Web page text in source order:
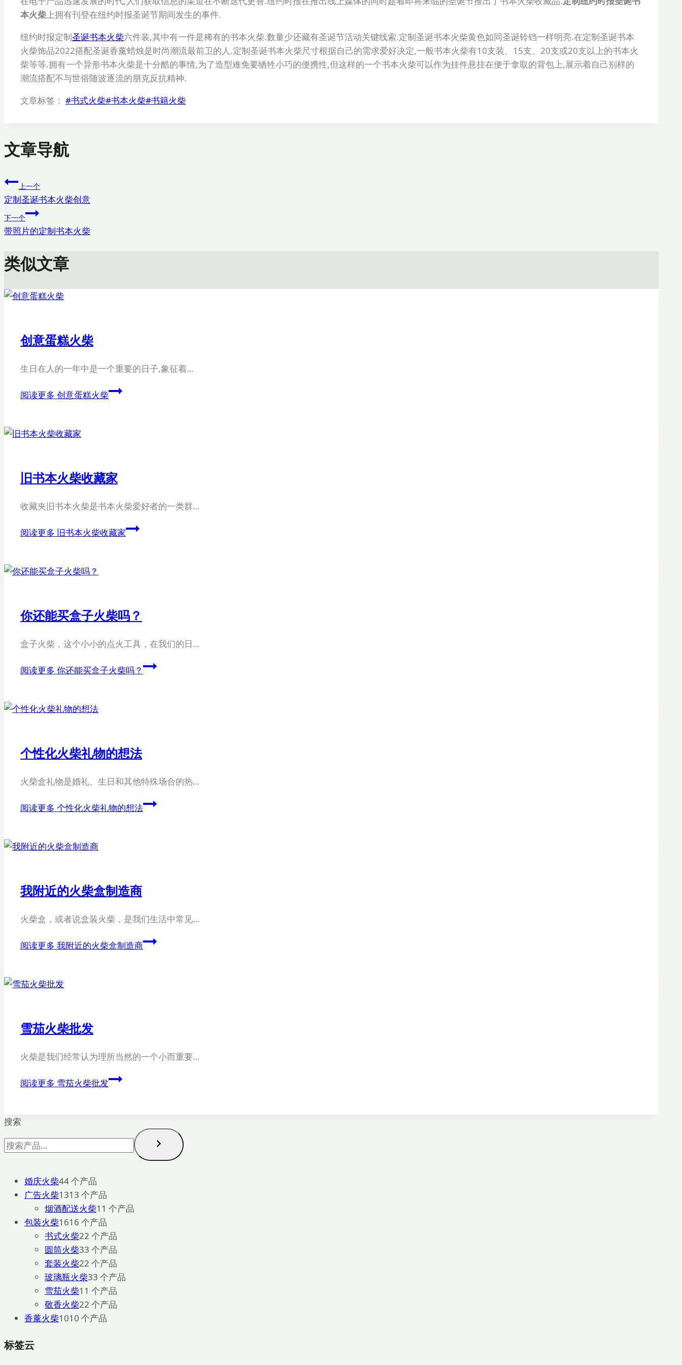
本火柴上拥有刊登在纽约时报圣诞节期间发生的事件.
纽约时报定制圣诞书本火柴六件装,其中有一件是稀有的书本火柴.数量少还藏有圣诞节活动关键线索.定制圣诞书本火柴黄色如同圣诞铃铛一样明亮.在定制圣诞书本
火柴饰品2022搭配圣诞香薰蜡烛是时尚潮流最前卫的人.定制圣诞书本火柴尺寸根据自己的需求爱好决定,一般书本火柴有10支装、15支、20支或20支以上的书本火
柴等等.拥有一个异形书本火柴是十分酷的事情,为了造型难免要牺牲小巧的便携性,但这样的一个书本火柴可以作为挂件悬挂在便于拿取的背包上,展示着自己别样的
潮流搭配不与世俗随波逐流的朋克反抗精神.
文章标签： #书式火柴#书本火柴#书籍火柴
文章导航
上一个
定制圣诞书本火柴创意
下一个
带照片的定制书本火柴
类似文章
创意蛋糕火柴
生日在人的一年中是一个重要的日子,象征着…
阅读更多 创意蛋糕火柴
旧书本火柴收藏家
收藏夹旧书本火柴是书本火柴爱好者的一类群…
阅读更多 旧书本火柴收藏家
你还能买盒子火柴吗？
盒子火柴，这个小小的点火工具，在我们的日…
阅读更多 你还能买盒子火柴吗？
个性化火柴礼物的想法
火柴盒礼物是婚礼、生日和其他特殊场合的热…
阅读更多 个性化火柴礼物的想法
我附近的火柴盒制造商
火柴盒，或者说盒装火柴，是我们生活中常见…
阅读更多 我附近的火柴盒制造商
雪茄火柴批发
火柴是我们经常认为理所当然的一个小而重要…
阅读更多 雪茄火柴批发
搜索
婚庆火柴44 个产品
广告火柴1313 个产品
烟酒配送火柴1 1 个产品
包装火柴1616 个产品
书式火柴22 个产品
圆筒火柴33 个产品
套装火柴22 个产品
玻璃瓶火柴33 个产品
雪茄火柴1 1 个产品
敬香火柴22 个产品
香薰火柴1010 个产品
标签云